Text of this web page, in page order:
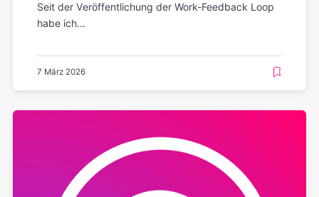
Seit der Veröffentlichung der Work-Feedback Loop
habe ich...
7 März 2026